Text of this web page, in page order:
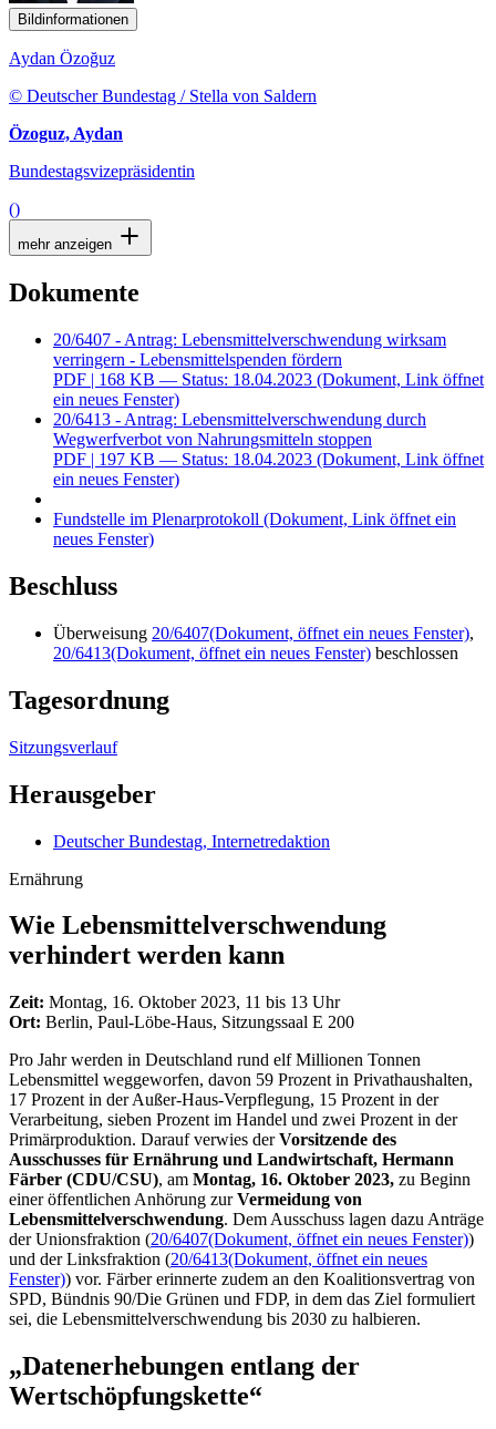
Bildinformationen
Aydan Özoğuz
© Deutscher Bundestag / Stella von Saldern
Özoguz, Aydan
Bundestagsvizepräsidentin
()
mehr anzeigen
Dokumente
20/6407 - Antrag: Lebensmittelverschwendung wirksam
verringern - Lebensmittelspenden fördern
PDF | 168 KB — Status: 18.04.2023 (Dokument, Link öffnet
ein neues Fenster)
20/6413 - Antrag: Lebensmittelverschwendung durch
Wegwerfverbot von Nahrungsmitteln stoppen
PDF | 197 KB — Status: 18.04.2023 (Dokument, Link öffnet
ein neues Fenster)
Fundstelle im Plenarprotokoll (Dokument, Link öffnet ein
neues Fenster)
Beschluss
Überweisung 20/6407(Dokument, öffnet ein neues Fenster),
20/6413(Dokument, öffnet ein neues Fenster) beschlossen
Tagesordnung
Sitzungsverlauf
Herausgeber
Deutscher Bundestag, Internetredaktion
Ernährung
Wie Lebensmittelver­schwendung
verhindert werden kann
Zeit: Montag, 16. Oktober 2023, 11 bis 13 Uhr
Ort: Berlin, Paul-Löbe-Haus, Sitzungssaal E 200
Pro Jahr werden in Deutschland rund elf Millionen Tonnen
Lebensmittel weggeworfen, davon 59 Prozent in Privathaushalten,
17 Prozent in der Außer-Haus-Verpflegung, 15 Prozent in der
Verarbeitung, sieben Prozent im Handel und zwei Prozent in der
Primärproduktion. Darauf verwies derVorsitzende des
Ausschusses für Ernährung und Landwirtschaft, Hermann
Färber (CDU/CSU), am Montag, 16. Oktober 2023, zu Beginn
einer öffentlichen Anhörung zurVermeidung von
Lebensmittelverschwendung. Dem Ausschuss lagen dazu Anträge
der Unionsfraktion (20/6407(Dokument, öffnet ein neues Fenster))
und der Linksfraktion (20/6413(Dokument, öffnet ein neues
Fenster)) vor. Färber erinnerte zudem an den Koalitionsvertrag von
SPD, Bündnis 90/Die Grünen und FDP, in dem das Ziel formuliert
sei, die Lebensmittelverschwendung bis 2030 zu halbieren.
„Datenerhebungen entlang der
Wertschöpfungskette“